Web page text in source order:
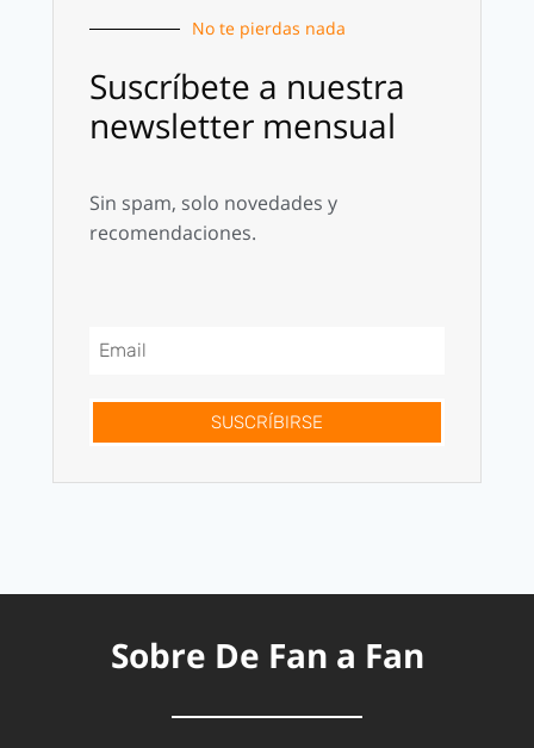
No te pierdas nada
Suscríbete a nuestra
newsletter mensual
Sin spam, solo novedades y
recomendaciones.
SUSCRÍBIRSE
Sobre De Fan a Fan